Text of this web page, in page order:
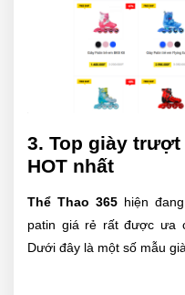
3. Top giày
HOT nhất
Thể Thao 365 hiện
patin giá rẻ rất được ưa
Dưới đây là một số mẫu